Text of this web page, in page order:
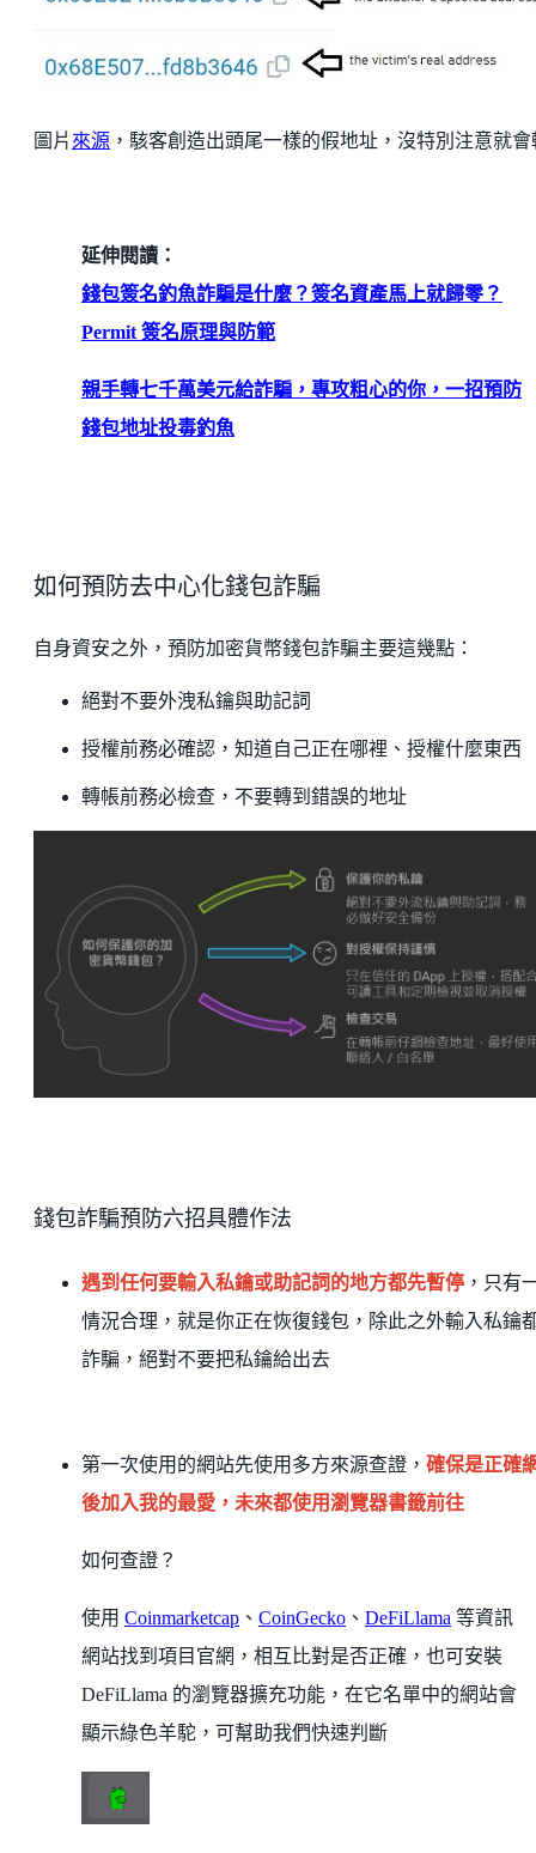
圖片 來源 ，駭客創造出頭尾一樣的假地址，沒特別注意就會
延伸閱讀：
錢包簽名釣魚詐騙是什麼？簽名資產馬上就歸零？
Permit 簽名原理與防範
親手轉七千萬美元給詐騙，專攻粗心的你，一招預防
錢包地址投毒釣魚
如何預防去中心化錢包詐騙
自身資安之外，預防加密貨幣錢包詐騙主要這幾點：
絕對不要外洩私鑰與助記詞
授權前務必確認，知道自己正在哪裡、授權什麼東西
轉帳前務必檢查，不要轉到錯誤的地址
錢包詐騙預防六招具體作法
遇到任何要輸入私鑰或助記詞的地方都先暫停 ，只有
情況合理，就是你正在恢復錢包，除此之外輸入私鑰
詐騙，絕對不要把私鑰給出去
第一次使用的網站先使用多方來源查證， 確保是正確
後加入我的最愛，未來都使用瀏覽器書籤前往
如何查證？
使用 Coinmarketcap 、 CoinGecko 、 DeFiLlama 等資訊
網站找到項目官網，相互比對是否正確，也可安裝
DeFiLlama 的瀏覽器擴充功能，在它名單中的網站會
顯示綠色羊駝，可幫助我們快速判斷